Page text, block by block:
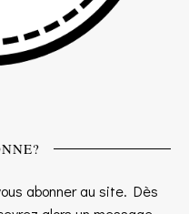
abonner au site. Dès